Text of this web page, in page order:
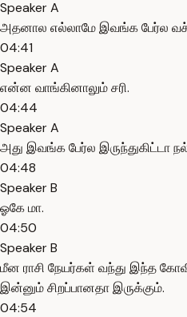
Speaker A
அதனால எல்லாமே இவங்க பேர்ல
04:41
Speaker A
என்ன வாங்கினாலும் சரி.
04:44
Speaker A
அது இவங்க பேர்ல இருந்துகிட்டா
04:48
Speaker B
ஓகே மா.
04:50
Speaker B
மீன ராசி நேயர்கள் வந்து இந்த
இன்னும் சிறப்பானதா இருக்கும்.
04:54